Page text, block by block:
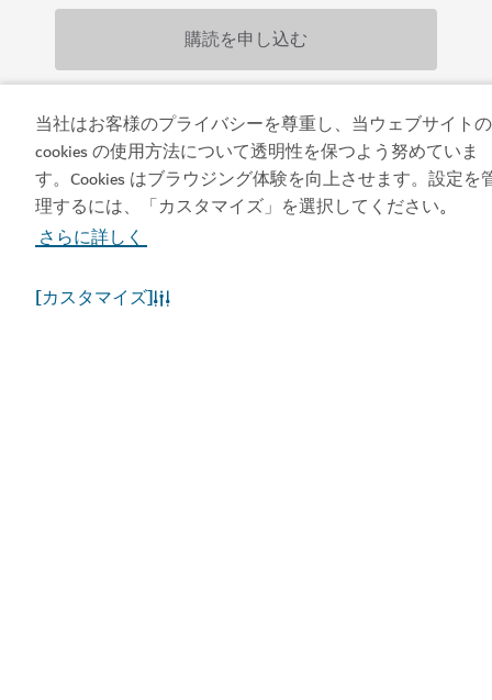
当社はお客様のプライバシーを尊重し、当ウェブサイトの
cookies の使用方法について透明性を保つよう努めていま
す。Cookies はブラウジング体験を向上させます。設定を
理するには、「カスタマイズ」を選択してください。
さらに詳しく
[カスタマイズ]
アプリをダウンロード
プリを入手する